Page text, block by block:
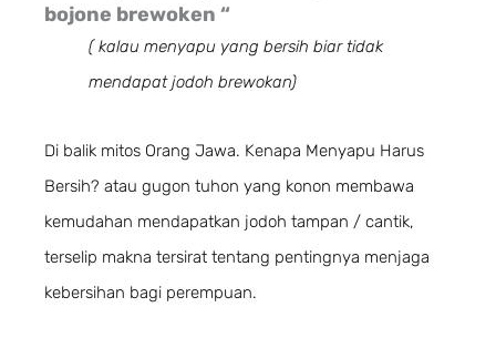
bojone brewoken “
( kalau menyapu yang bersih biar tidak
mendapat jodoh brewokan)
Di balik mitos Orang Jawa. Kenapa Menyapu Harus
Bersih? atau gugon tuhon yang konon membawa
kemudahan mendapatkan jodoh tampan / cantik,
terselip makna tersirat tentang pentingnya menjaga
kebersihan bagi perempuan.